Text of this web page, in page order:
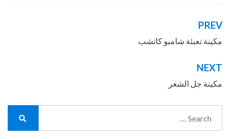
تصفّح
المقالات
PREV
مكينة تعبئة شامبو كاتشب
NEXT
مكينة جل الشعر